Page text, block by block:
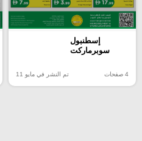
إسطنبول
سوبرماركت
4 صفحات تم النشر في مايو 11